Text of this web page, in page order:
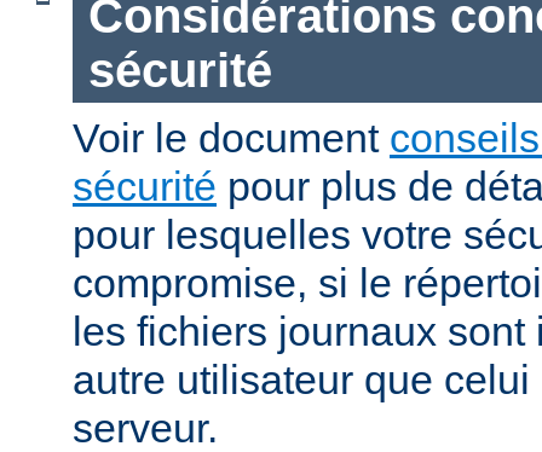
Considérations
sécurité
Voir le document
sécurité pour plus de
pour lesquelles votre
compromise, si le
les fichiers journaux
autre utilisateur que
serveur.